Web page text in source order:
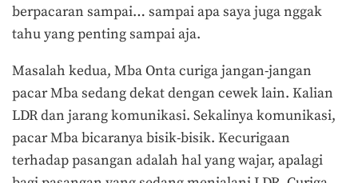
berpacaran sampai… sampai apa saya juga nggak
tahu yang penting sampai aja.
Masalah kedua, Mba Onta curiga jangan-jangan
pacar Mba sedang dekat dengan cewek lain. Kalian
LDR dan jarang komunikasi. Sekalinya komunikasi,
pacar Mba bicaranya bisik-bisik. Kecurigaan
terhadap pasangan adalah hal yang wajar, apalagi